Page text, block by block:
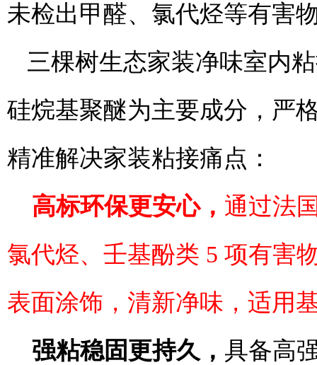
未检出甲醛、氯代烃等有害
三棵树生态家装净味室内
硅烷基聚醚为主要成分，严
精准解决家装粘接痛点：
高标环保更安心， 通过法
氯代烃、壬基酚类 5 项有害
表面涂饰，清新净味，适用
强粘稳固更持久， 具备高